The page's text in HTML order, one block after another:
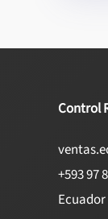
Control
+593 97
Ecuador